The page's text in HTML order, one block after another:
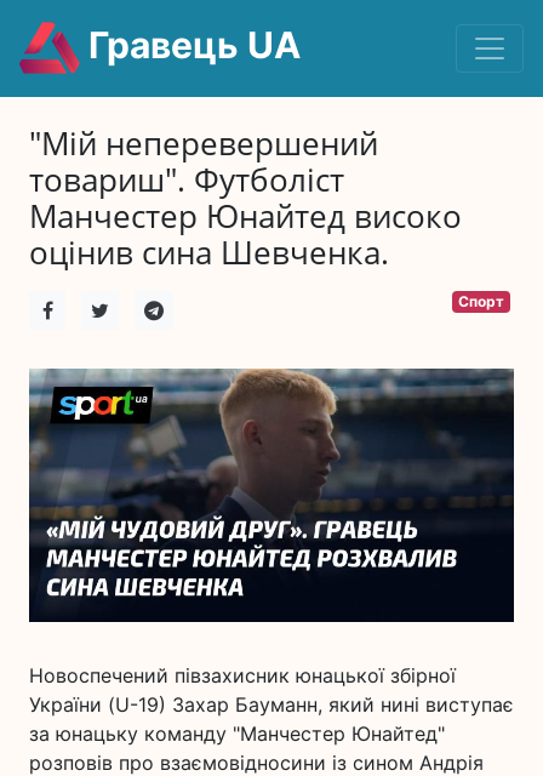
Гравець UA
"Мій неперевершений
товариш". Футболіст
Манчестер Юнайтед високо
оцінив сина Шевченка.
Спорт
Новоспечений півзахисник юнацької збірної
України (U-19) Захар Бауманн, який нині виступає
за юнацьку команду "Манчестер Юнайтед"
розповів про взаємовідносини із сином Андрія